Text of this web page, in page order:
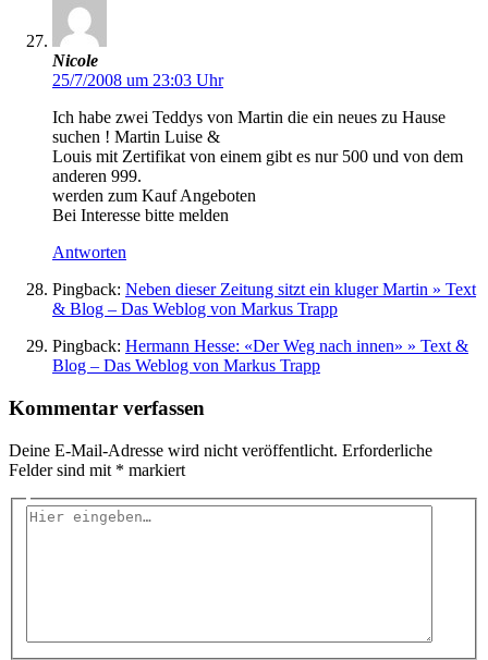
Nicole
25/7/2008 um 23:03 Uhr
Ich habe zwei Teddys von Martin die ein neues zu Hause
suchen ! Martin Luise &
Louis mit Zertifikat von einem gibt es nur 500 und von dem
anderen 999.
werden zum Kauf Angeboten
Bei Interesse bitte melden
Antworten
Pingback: Neben dieser Zeitung sitzt ein kluger Martin » Text
& Blog – Das Weblog von Markus Trapp
Pingback: Hermann Hesse: «Der Weg nach innen» » Text &
Blog – Das Weblog von Markus Trapp
Kommentar verfassen
Deine E-Mail-Adresse wird nicht veröffentlicht. Erforderliche
Felder sind mit * markiert
Hier